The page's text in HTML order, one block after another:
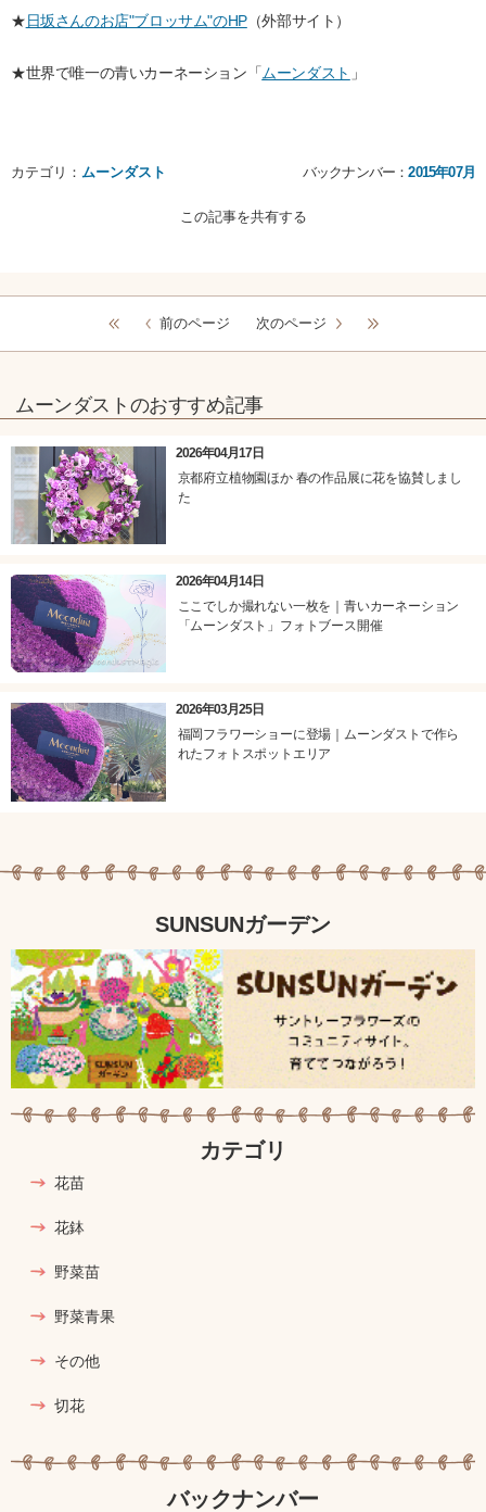
★日坂さんのお店"ブロッサム"のHP（外部サイト）
★世界で唯一の青いカーネーション「ムーンダスト 」
カテゴリ： ムーンダスト バックナンバー：2015年07月
この記事を共有する
前のページ 次のページ
ムーンダストのおすすめ記事
2026年04月17日
京都府立植物園ほか 春の作品展に花を協賛しまし
た
2026年04月14日
ここでしか撮れない一枚を｜青いカーネーション
「ムーンダスト」フォトブース開催
2026年03月25日
福岡フラワーショーに登場｜ムーンダストで作ら
れたフォトスポットエリア
SUNSUNガーデン
カテゴリ
花苗
花鉢
野菜苗
野菜青果
その他
切花
バックナンバー